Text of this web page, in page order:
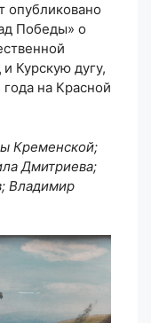
опубликовано
Победы» о
Курскую дугу,
на Красной
Кременской;
Дмитриева;
Владимир